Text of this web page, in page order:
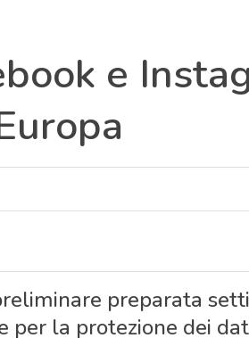
e
preparata
per la protezione dei